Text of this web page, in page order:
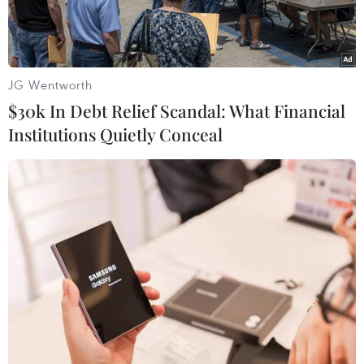
Khu vực biên giới Brazil-Venezuela ở Pacaraima, bang
Roraima, Brazil. (Nguồn: AFP/TTXVN)
Sputniknews dẫn nguồn Bộ An ninh công cộng
Brazil ngày 21/8 cho biết Chính phủ Brazil đã
triển khai thêm 60 lính tới bang Roraima nằm
giáp với Venezuela, để ngăn chặn các vụ việc do
JG Wentworth
$30k In Debt Relief Scandal: What Financial
Institutions Quietly Conceal